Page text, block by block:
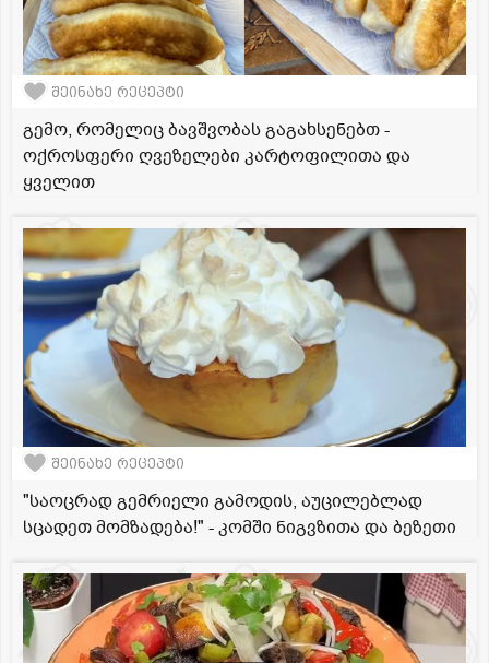
შეინახე რეცეპტი
გემო, რომელიც ბავშვობას გაგახსენებთ -
ოქროსფერი ღვეზელები კარტოფილითა და
ყველით
შეინახე რეცეპტი
"საოცრად გემრიელი გამოდის, აუცილებლად
სცადეთ მომზადება!" - კომში ნიგვზითა და ბეზეთი